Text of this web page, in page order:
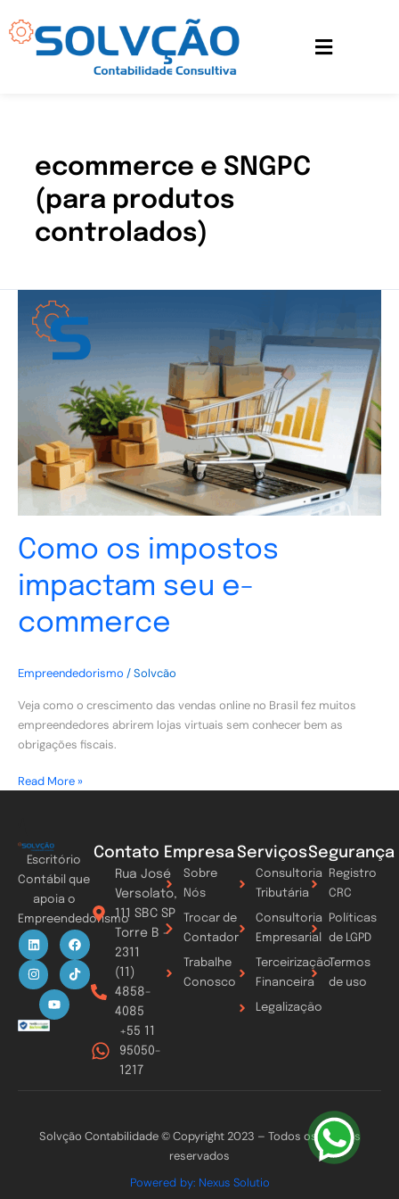
para
ecommerce e SNGPC
(para produtos
controlados)
Como os impostos
impactam seu e-
commerce
Empreendedorismo /Solvcão
Veja como o crescimento das vendas online no Brasil fez muitos
empreendedores abrirem lojas virtuais sem conhecer bem as
obrigações fiscais.
Como
impostos
impactam
commerce
Read More »
Escritório
Contábil que
apoia o
Empreendedorismo
L
i
n
k
e
d
n
F
a
c
e
b
I
n
s
t
a
a
m
T
i
k
t
o
o
u
b
e
Contato
Rua José
Versolato,
111 SBC SP
Torre B -
2311
(11)
4858-
4085
+55 11
95050-
1217
Empresa
Sobre
Nós
Trocar de
Contador
Trabalhe
Conosco
Serviços
Consultoria
Tributária
Consultoria
Empresarial
Terceirização
Financeira
Legalização
Segurança
Registro
CRC
Políticas
de LGPD
Termos
de uso
Solvção Contabilidade © Copyright 2023 – Todos os direitos
reservados
Powered by: Nexus Solutio